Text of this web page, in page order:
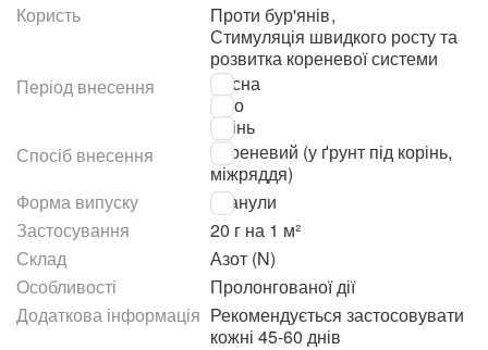
Користь
Проти бур'янів,
Стимуляція швидкого росту та
розвитка кореневої системи
Період внесення
Весна
Літо
Осінь
Спосіб внесення
Кореневий (у ґрунт під корінь,
міжряддя)
Форма випуску
Гранули
Застосування
20 г на 1 м²
Склад
Азот (N)
Особливості
Пролонгованої дії
Додаткова інформація Рекомендується застосовувати
кожні 45-60 днів